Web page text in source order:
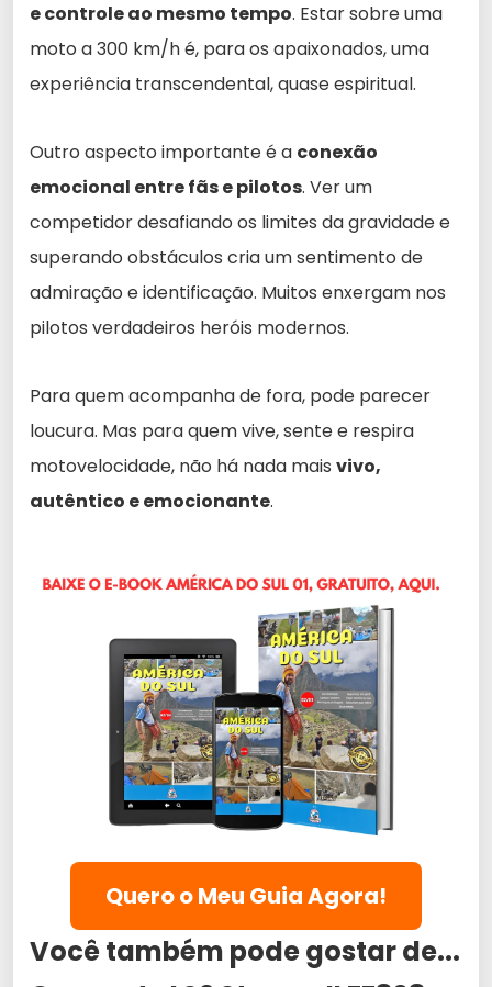
e controle ao mesmo tempo. Estar sobre uma
moto a 300 km/h é, para os apaixonados, uma
experiência transcendental, quase espiritual.
Outro aspecto importante é a conexão
emocional entre fãs e pilotos. Ver um
competidor desafiando os limites da gravidade e
superando obstáculos cria um sentimento de
admiração e identificação. Muitos enxergam nos
pilotos verdadeiros heróis modernos.
Para quem acompanha de fora, pode parecer
loucura. Mas para quem vive, sente e respira
motovelocidade, não há nada mais vivo,
autêntico e emocionante.
Quero o Meu Guia Agora!
Você também pode gostar de...